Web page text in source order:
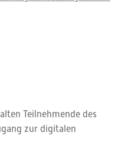
Teilnehmende des
zur digitalen